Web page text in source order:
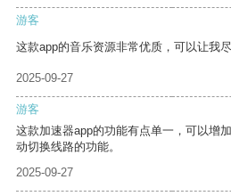
游客
这款app的音乐资源非常优质，可以让我
2025-09-27
游客
这款加速器app的功能有点单一，可以增
动切换线路的功能。
2025-09-27